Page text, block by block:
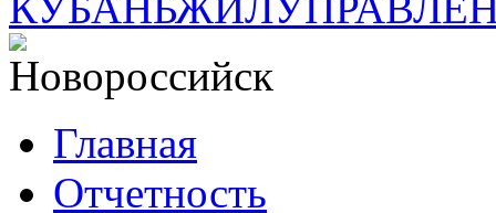
Главная
Отчетность